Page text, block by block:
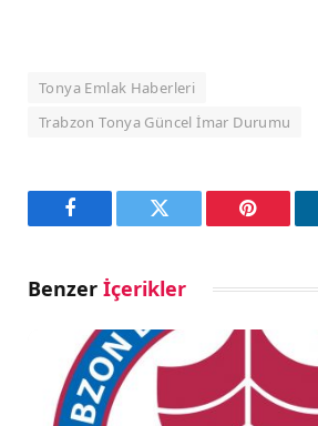
Tonya Emlak Haberleri
Trabzon Tonya Güncel İmar Durumu
Facebook Twitter Pinterest
Benzer İçerikler